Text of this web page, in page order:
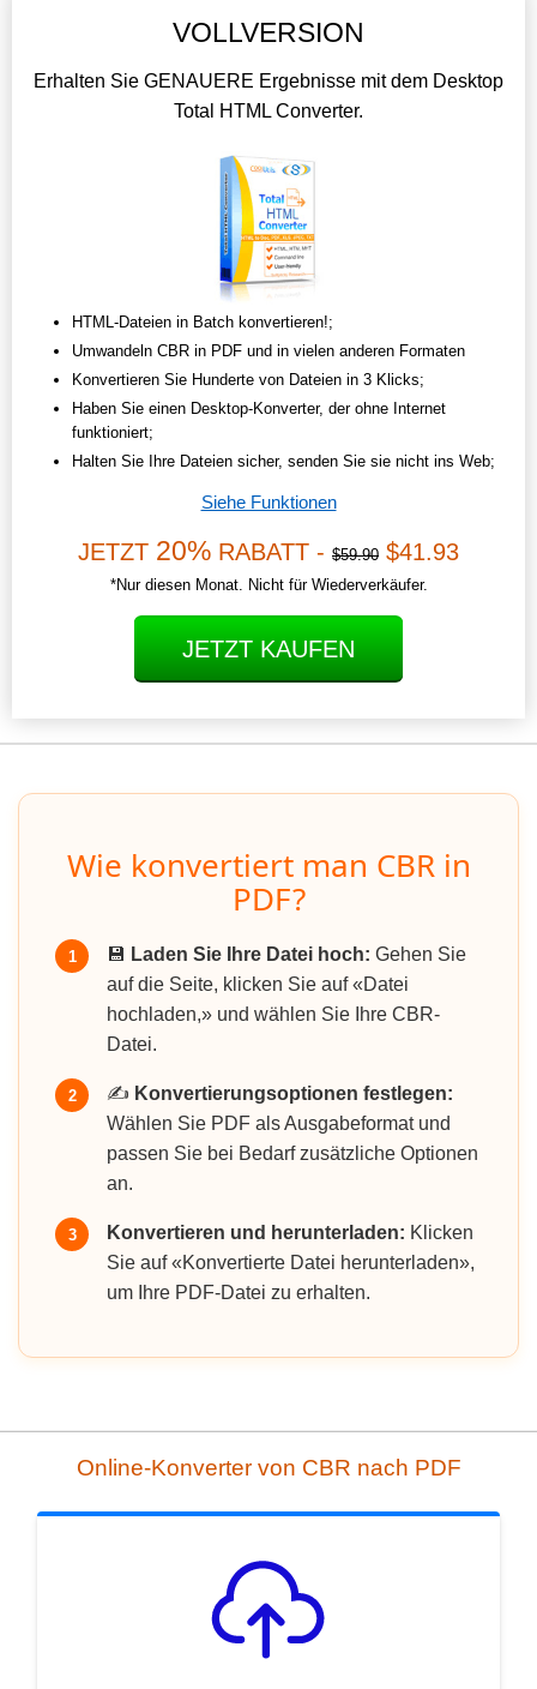
VOLLVERSION
Erhalten Sie GENAUERE Ergebnisse mit dem Desktop
Total HTML Converter.
HTML-Dateien in Batch konvertieren!;
Umwandeln CBR in PDF und in vielen anderen Formaten
Konvertieren Sie Hunderte von Dateien in 3 Klicks;
Haben Sie einen Desktop-Konverter, der ohne Internet
funktioniert;
Halten Sie Ihre Dateien sicher, senden Sie sie nicht ins Web;
Siehe Funktionen
JETZT 20% RABATT - $59.90 $41.93
*Nur diesen Monat. Nicht für Wiederverkäufer.
JETZT KAUFEN
Wie konvertiert man CBR in
PDF?
1 💾 Laden Sie Ihre Datei hoch: Gehen Sie
auf die Seite, klicken Sie auf «Datei
hochladen,» und wählen Sie Ihre CBR-
Datei.
2 ✍️ Konvertierungsoptionen festlegen:
Wählen Sie PDF als Ausgabeformat und
passen Sie bei Bedarf zusätzliche Optionen
an.
3 Konvertieren und herunterladen: Klicken
Sie auf «Konvertierte Datei herunterladen»,
um Ihre PDF-Datei zu erhalten.
Online-Konverter von CBR nach PDF